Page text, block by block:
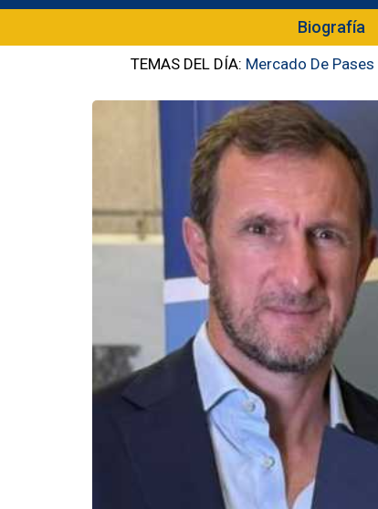
Biografía
TEMAS DEL DÍA: Mercado De Pases